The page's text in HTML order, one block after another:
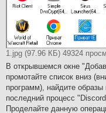
1.jpg (97.96 КБ) 49324
В открывшемся окне
промотайте список вниз
программ), найдите
последний процесс
Проделайте данную